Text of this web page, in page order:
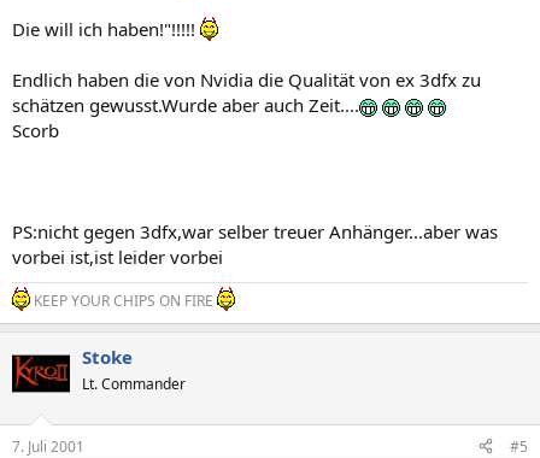
Die will ich haben!"!!!!!
Endlich haben die von Nvidia die Qualität von ex 3dfx zu
schätzen gewusst.Wurde aber auch Zeit....
Scorb
PS:nicht gegen 3dfx,war selber treuer Anhänger...aber was
vorbei ist,ist leider vorbei
KEEP YOUR CHIPS ON FIRE
Stoke
Lt. Commander
7. Juli 2001 #5